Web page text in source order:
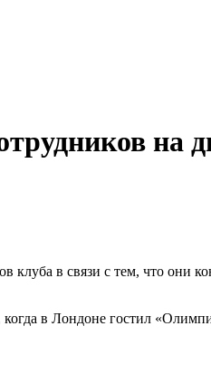
на
клуба в связи с тем, что они
в Лондоне гостил